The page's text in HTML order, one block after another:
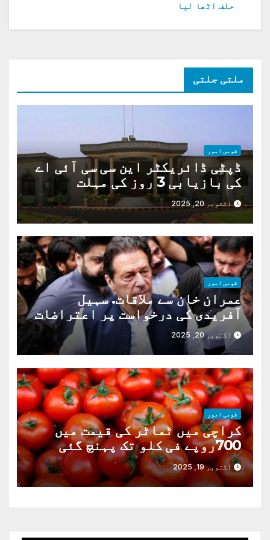
نیویگیشن
حلف اٹھا لیا
ملتی جلتی
قومی امور
ڈپٹی ڈائریکٹر این سی سی آئی اے
کی بازیابی 3 روز کی مہلت
اکتوبر 20, 2025
قومی امور
عمران خان سے ملاقات. سہیل
آفریدی کی درخواست پر اعتراضات
دوراکتوبر 20, 2025
قومی امور
کراچی میں ٹماٹر کی قیمت میں
700روپے فی کلو تک پہنچ گئی
اکتوبر 19, 2025